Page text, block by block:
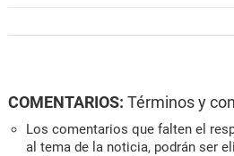
COMENTARIOS: Términos y
Los comentarios que falten el
al tema de la noticia, podrán ser